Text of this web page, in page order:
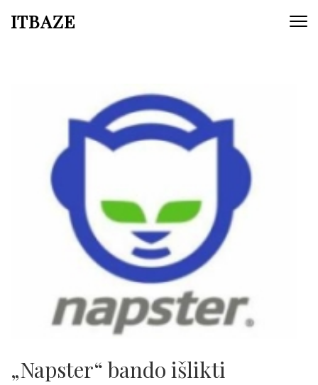
ITBAZE
„Napster“ bando išlikti